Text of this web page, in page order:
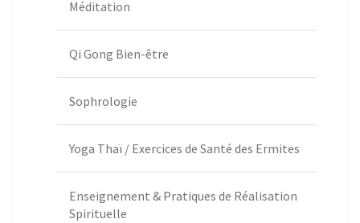
Méditation
Qi Gong Bien-être
Sophrologie
Yoga Thaï / Exercices de Santé des Ermites
Enseignement & Pratiques de Réalisation
Spirituelle